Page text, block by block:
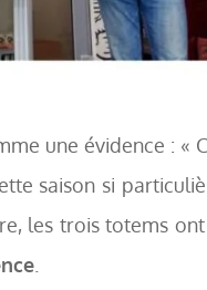
une évidence : «
saison si
les trois totems